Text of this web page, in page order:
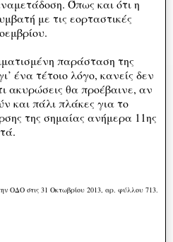
Όπως και ότι η
με τις εορταστικές
παράσταση της
ένα τέτοιο λόγο, κανείς δεν
ακυρώσεις θα προέβαινε, αν
και πάλι πλάκες για το
της σημαίας ανήμερα 11ης
ΟΔΟ στις 31 Οκτωβρίου 2013, αρ. φύλλου 713.